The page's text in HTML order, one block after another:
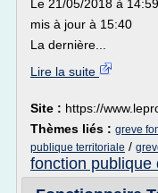
Le 21/05/2018 à 14:59
mis à jour à 15:40
La dernière...
Lire la suite
Site : https://
Thèmes liés : greve
publique territoriale /
fonction publique